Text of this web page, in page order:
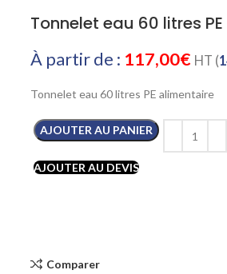
Tonnelet eau 60 litres
À partir de : 117,00€ HT (
Tonnelet eau 60 litres PE alimentaire
AJOUTER AU PANIER
AJOUTER AU DEVIS
Comparer